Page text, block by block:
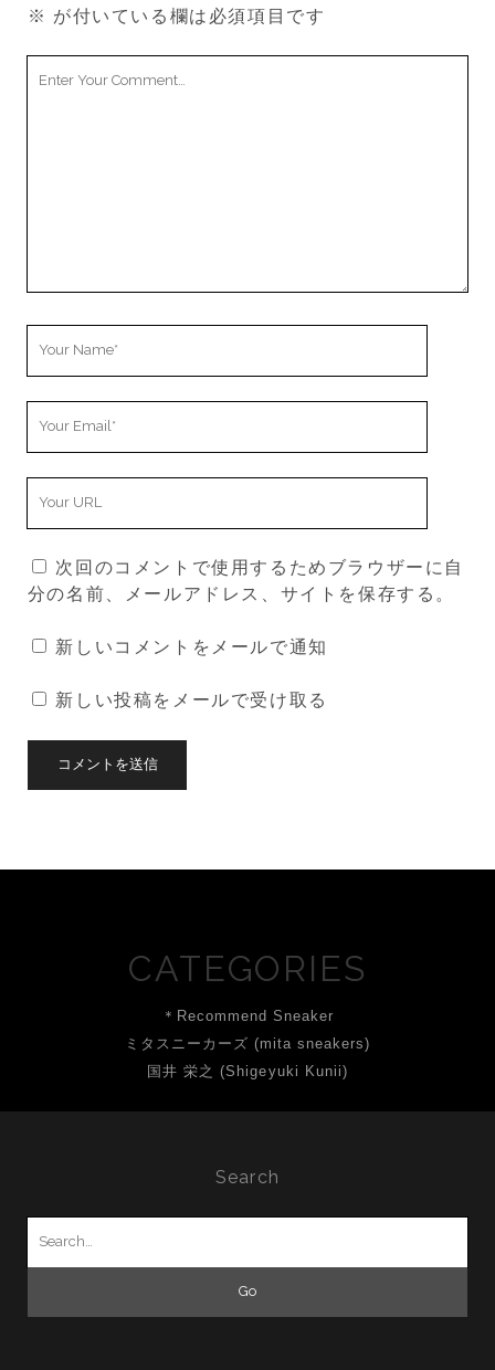
※ が付いている欄は必須項目です
次回のコメントで使用するためブラウザーに自
分の名前、メールアドレス、サイトを保存する。
新しいコメントをメールで通知
新しい投稿をメールで受け取る
CATEGORIES
＊Recommend Sneaker
ミタスニーカーズ (mita sneakers)
国井 栄之 (Shigeyuki Kunii)
Search